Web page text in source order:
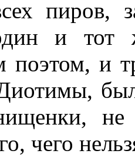
пиров,
и тот
поэтом, и
чего